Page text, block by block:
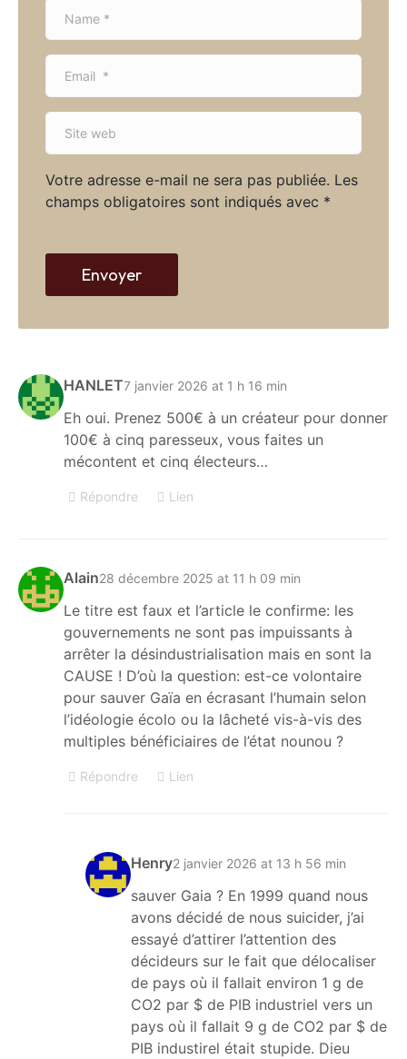
HANLET7 janvier 2026 at 1 h 16 min
Eh oui. Prenez 500€ à un créateur pour donner
100€ à cinq paresseux, vous faites un
mécontent et cinq électeurs…
Répondre Lien
Alain28 décembre 2025 at 11 h 09 min
Le titre est faux et l’article le confirme: les
gouvernements ne sont pas impuissants à
arrêter la désindustrialisation mais en sont la
CAUSE ! D’où la question: est-ce volontaire
pour sauver Gaïa en écrasant l’humain selon
l’idéologie écolo ou la lâcheté vis-à-vis des
multiples bénéficiaires de l’état nounou ?
Répondre Lien
Henry2 janvier 2026 at 13 h 56 min
sauver Gaia ? En 1999 quand nous
avons décidé de nous suicider, j’ai
essayé d’attirer l’attention des
décideurs sur le fait que délocaliser
de pays où il fallait environ 1 g de
CO2 par $ de PIB industriel vers un
pays où il fallait 9 g de CO2 par $ de
PIB industirel était stupide. Dieu
Votre adresse e-mail ne sera pas publiée. Les
champs obligatoires sont indiqués avec *
m
*
a
l
*
e
w
b
Envoyer